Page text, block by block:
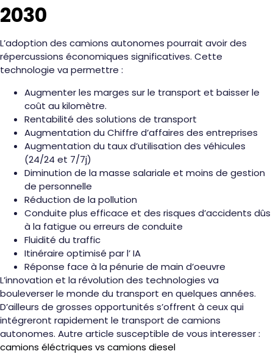
2030
L’adoption des camions autonomes pourrait avoir des
répercussions économiques significatives. Cette
technologie va permettre :
Augmenter les marges sur le transport et baisser le
coût au kilomètre.
Rentabilité des solutions de transport
Augmentation du Chiffre d’affaires des entreprises
Augmentation du taux d’utilisation des véhicules
(24/24 et 7/7j)
Diminution de la masse salariale et moins de gestion
de personnelle
Réduction de la pollution
Conduite plus efficace et des risques d’accidents dûs
à la fatigue ou erreurs de conduite
Fluidité du traffic
Itinéraire optimisé par l’ IA
Réponse face à la pénurie de main d’oeuvre
L’innovation et la révolution des technologies va
bouleverser le monde du transport en quelques années.
D’ailleurs de grosses opportunités s’offrent à ceux qui
intégreront rapidement le transport de camions
autonomes. Autre article susceptible de vous interesser :
camions éléctriques vs camions diesel